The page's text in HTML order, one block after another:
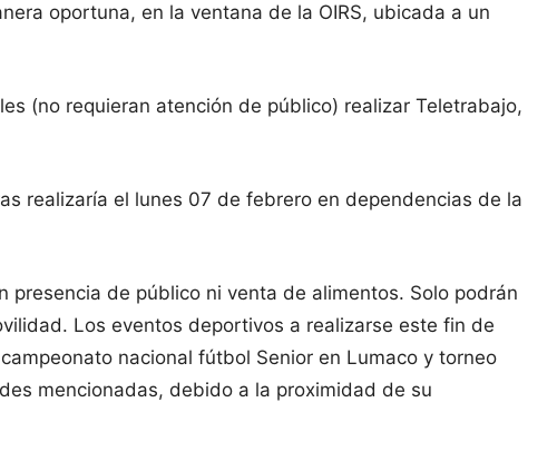
oportuna, en la ventana de la OIRS, ubicada a un
(no requieran atención de público) realizar Teletrabajo,
realizaría el lunes 07 de febrero en dependencias de la
de público ni venta de alimentos. Solo podrán
Los eventos deportivos a realizarse este fin de
nacional fútbol Senior en Lumaco y torneo
mencionadas, debido a la proximidad de su